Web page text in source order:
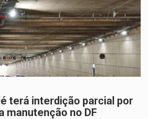
terá interdição parcial por
manutenção no DF